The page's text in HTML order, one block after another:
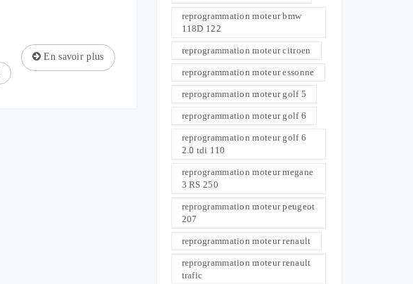
En savoir plus
reprogrammation moteur bmw
118D 122
reprogrammation moteur citroen
reprogrammation moteur essonne
reprogrammation moteur golf 5
reprogrammation moteur golf 6
reprogrammation moteur golf 6
2.0 tdi 110
reprogrammation moteur megane
3 RS 250
reprogrammation moteur peugeot
207
reprogrammation moteur renault
reprogrammation moteur renault
trafic